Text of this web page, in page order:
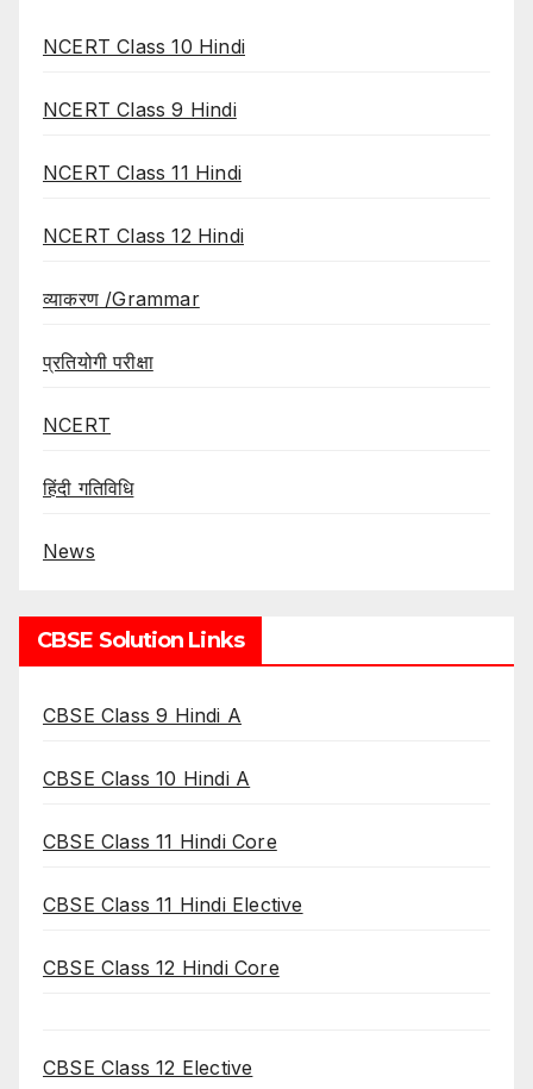
NCERT Class 10 Hindi
NCERT Class 9 Hindi
NCERT Class 11 Hindi
NCERT Class 12 Hindi
व्याकरण /Grammar
प्रतियोगी परीक्षा
NCERT
हिंदी गतिविधि
News
CBSE Solution Links
CBSE Class 9 Hindi A
CBSE Class 10 Hindi A
CBSE Class 11 Hindi Core
CBSE Class 11 Hindi Elective
CBSE Class 12 Hindi Core
CBSE Class 12 Elective